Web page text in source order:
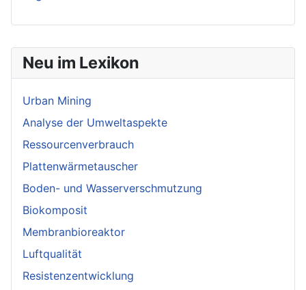
Neu im Lexikon
Urban Mining
Analyse der Umweltaspekte
Ressourcenverbrauch
Plattenwärmetauscher
Boden- und Wasserverschmutzung
Biokomposit
Membranbioreaktor
Luftqualität
Resistenzentwicklung